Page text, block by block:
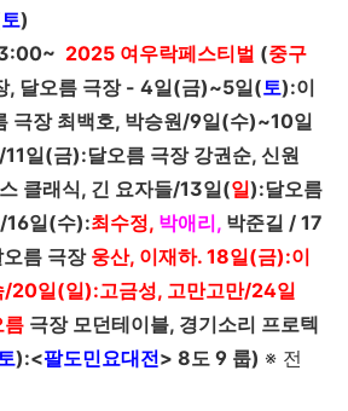
토)
2025 여우락페스티벌 (중구
, 달오름 극장 - 4일(금)~5일(토):이
극장 최백호, 박승원/9일(수)~10일
/11일(금):달오름 극장 강권순, 신원
클래식, 긴 요자들/13일(일):달오름
16일(수):최수정, 박애리, 박준길 / 17
름 극장웅산, 이재하. 18일(금):이
/20일(일):고금성, 고만고만/24일
극장 모던테이블, 경기소리 프로텍
):<팔도민요대전> 8도 9 룹) ※ 전